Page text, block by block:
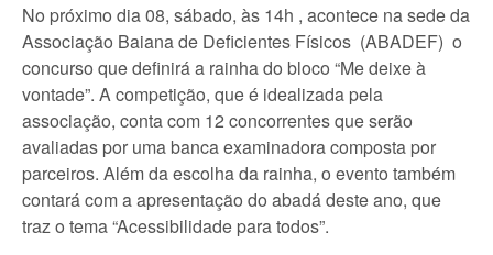
No próximo dia 08, sábado, às 14h , acontece na sede da
Associação Baiana de Deficientes Físicos (ABADEF) o
concurso que definirá a rainha do bloco “Me deixe à
vontade”. A competição, que é idealizada pela
associação, conta com 12 concorrentes que serão
avaliadas por uma banca examinadora composta por
parceiros. Além da escolha da rainha, o evento também
contará com a apresentação do abadá deste ano, que
traz o tema “Acessibilidade para todos”.